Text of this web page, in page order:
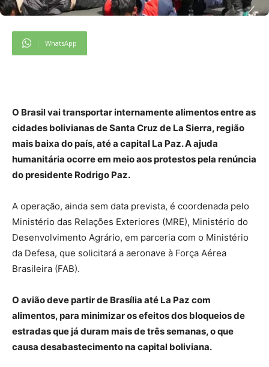
WhatsApp
O Brasil vai transportar internamente alimentos entre as
cidades bolivianas de Santa Cruz de La Sierra, região
mais baixa do país, até a capital La Paz. A ajuda
humanitária ocorre em meio aos protestos pela renúncia
do presidente Rodrigo Paz.
A operação, ainda sem data prevista, é coordenada pelo
Ministério das Relações Exteriores (MRE), Ministério do
Desenvolvimento Agrário, em parceria com o Ministério
da Defesa, que solicitará a aeronave à Força Aérea
Brasileira (FAB).
O avião deve partir de Brasília até La Paz com
alimentos, para minimizar os efeitos dos bloqueios de
estradas que já duram mais de três semanas, o que
causa desabastecimento na capital boliviana.